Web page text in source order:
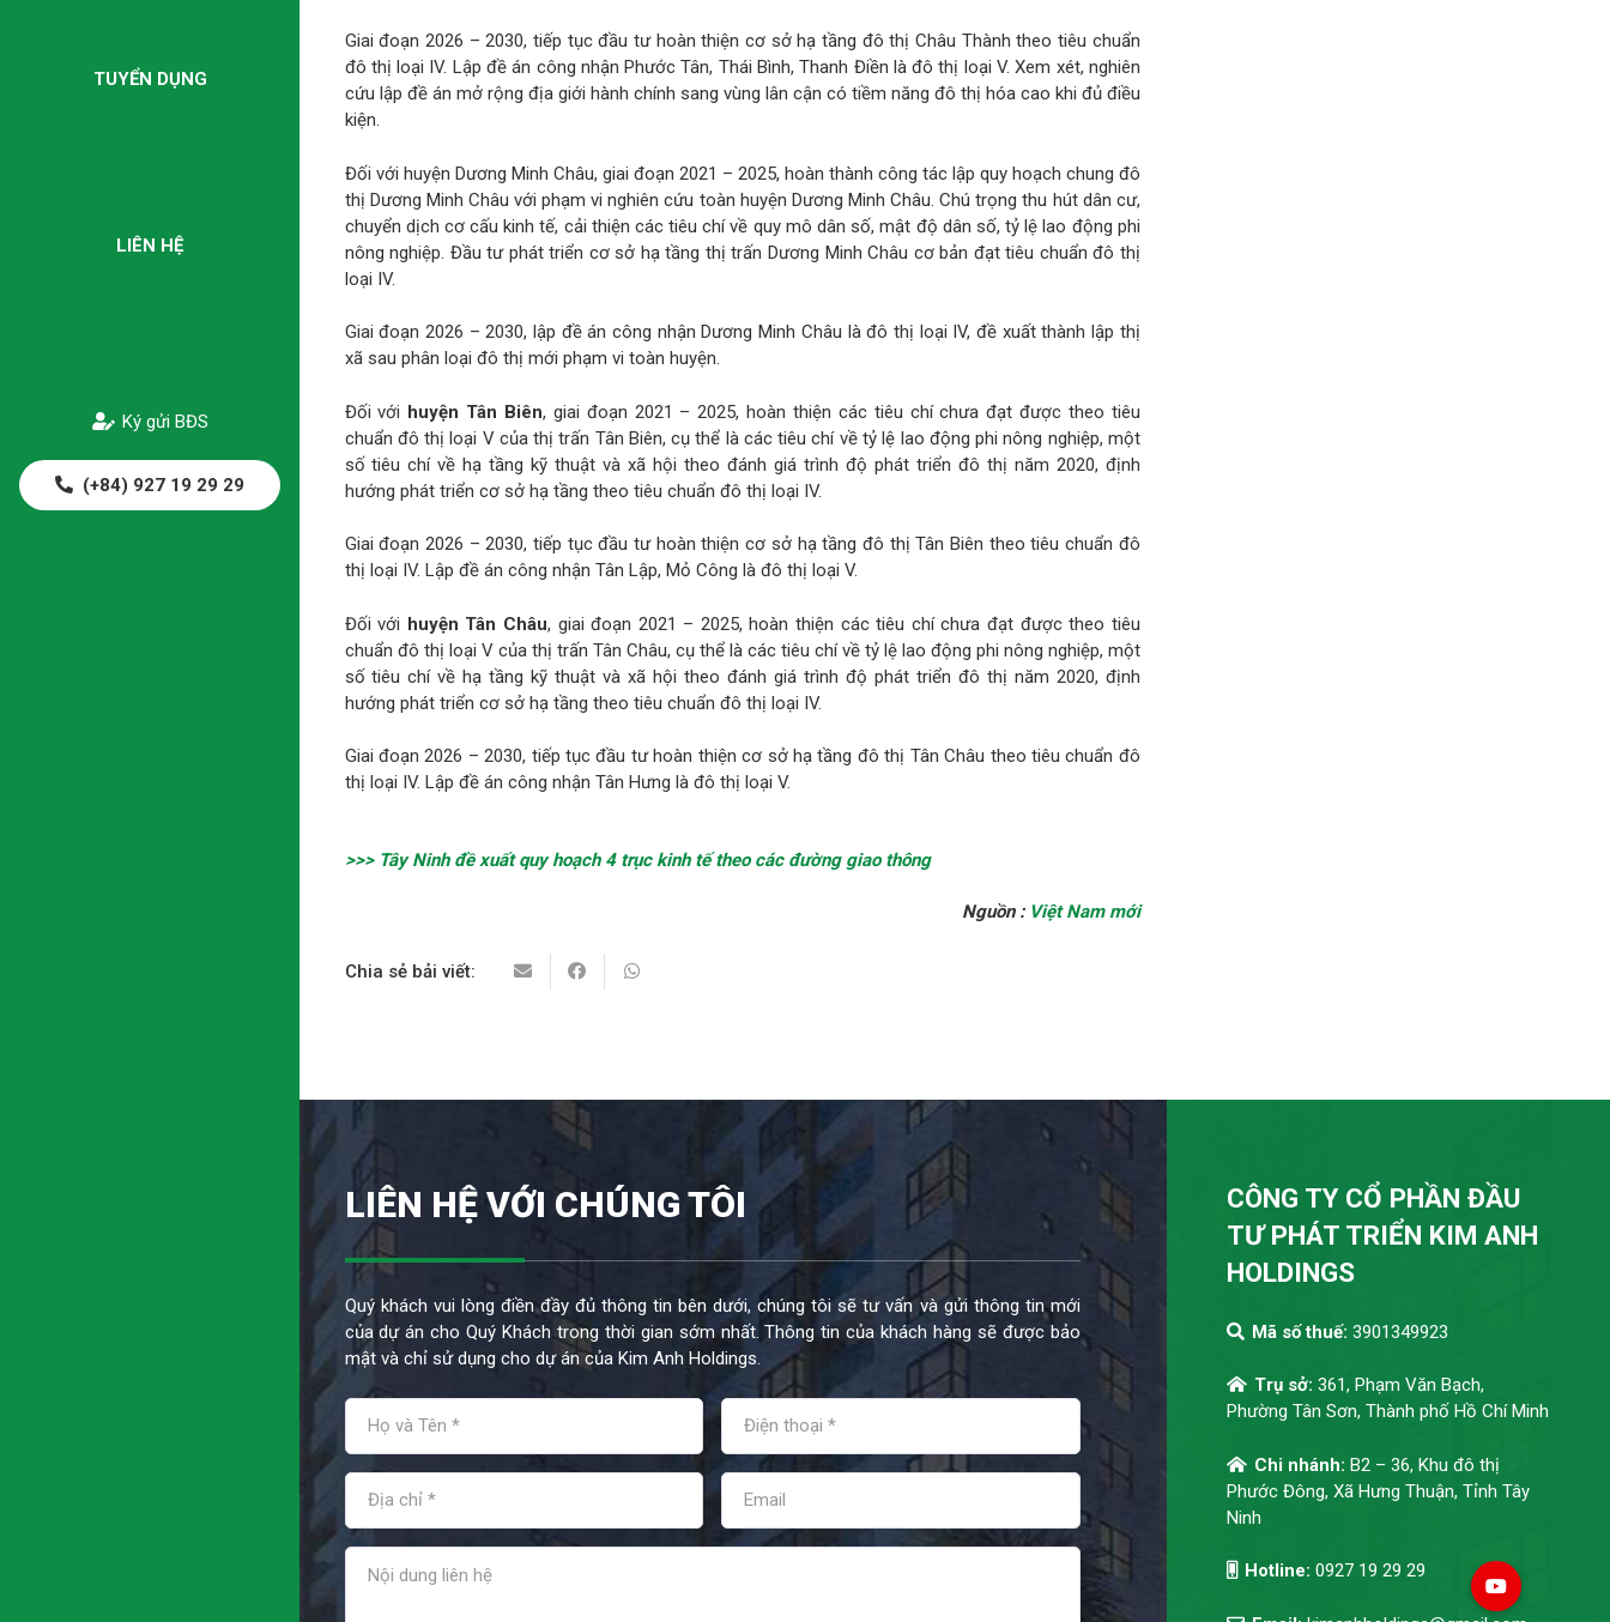
TUYỂN DỤNG
LIÊN HỆ
Ký gửi BĐS
(+84) 927 19 29 29
Giai đoạn 2026 – 2030, tiếp tục đầu tư hoàn thiện cơ sở hạ tầng đô thị Châu Thành theo tiêu chuẩn
đô thị loại IV. Lập đề án công nhận Phước Tân, Thái Bình, Thanh Điền là đô thị loại V. Xem xét, nghiên
cứu lập đề án mở rộng địa giới hành chính sang vùng lân cận có tiềm năng đô thị hóa cao khi đủ điều
kiện.
Đối với huyện Dương Minh Châu, giai đoạn 2021 – 2025, hoàn thành công tác lập quy hoạch chung đô
thị Dương Minh Châu với phạm vi nghiên cứu toàn huyện Dương Minh Châu. Chú trọng thu hút dân cư,
chuyển dịch cơ cấu kinh tế, cải thiện các tiêu chí về quy mô dân số, mật độ dân số, tỷ lệ lao động phi
nông nghiệp. Đầu tư phát triển cơ sở hạ tầng thị trấn Dương Minh Châu cơ bản đạt tiêu chuẩn đô thị
loại IV.
Giai đoạn 2026 – 2030, lập đề án công nhận Dương Minh Châu là đô thị loại IV, đề xuất thành lập thị
xã sau phân loại đô thị mới phạm vi toàn huyện.
Đối với huyện Tân Biên, giai đoạn 2021 – 2025, hoàn thiện các tiêu chí chưa đạt được theo tiêu
chuẩn đô thị loại V của thị trấn Tân Biên, cụ thể là các tiêu chí về tỷ lệ lao động phi nông nghiệp, một
số tiêu chí về hạ tầng kỹ thuật và xã hội theo đánh giá trình độ phát triển đô thị năm 2020, định
hướng phát triển cơ sở hạ tầng theo tiêu chuẩn đô thị loại IV.
Giai đoạn 2026 – 2030, tiếp tục đầu tư hoàn thiện cơ sở hạ tầng đô thị Tân Biên theo tiêu chuẩn đô
thị loại IV. Lập đề án công nhận Tân Lập, Mỏ Công là đô thị loại V.
Đối với huyện Tân Châu, giai đoạn 2021 – 2025, hoàn thiện các tiêu chí chưa đạt được theo tiêu
chuẩn đô thị loại V của thị trấn Tân Châu, cụ thể là các tiêu chí về tỷ lệ lao động phi nông nghiệp, một
số tiêu chí về hạ tầng kỹ thuật và xã hội theo đánh giá trình độ phát triển đô thị năm 2020, định
hướng phát triển cơ sở hạ tầng theo tiêu chuẩn đô thị loại IV.
Giai đoạn 2026 – 2030, tiếp tục đầu tư hoàn thiện cơ sở hạ tầng đô thị Tân Châu theo tiêu chuẩn đô
thị loại IV. Lập đề án công nhận Tân Hưng là đô thị loại V.
>>> Tây Ninh đề xuất quy hoạch 4 trục kinh tế theo các đường giao thông
Nguồn : Việt Nam mới
Chia sẻ bải viết:
LIÊN HỆ VỚI CHÚNG TÔI
Quý khách vui lòng điền đầy đủ thông tin bên dưới, chúng tôi sẽ tư vấn và gửi thông tin mới
của dự án cho Quý Khách trong thời gian sớm nhất. Thông tin của khách hàng sẽ được bảo
mật và chỉ sử dụng cho dự án của Kim Anh Holdings.
CÔNG TY CỔ PHẦN ĐẦU
TƯ PHÁT TRIỂN KIM ANH
HOLDINGS
Mã số thuế:3901349923
Trụ sở:361, Phạm Văn Bạch,
Phường Tân Sơn, Thành phố Hồ Chí Minh
Chi nhánh:B2 – 36, Khu đô thị
Phước Đông, Xã Hưng Thuận, Tỉnh Tây
Ninh
Hotline:0927 19 29 29